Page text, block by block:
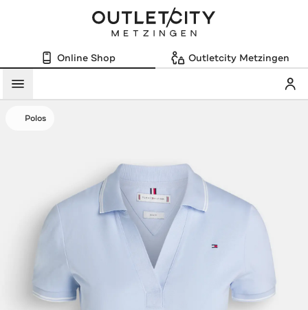
Online Shop Outletcity Metzingen
Menü
Polos